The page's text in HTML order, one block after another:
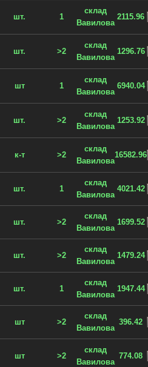
шт. 1
склад
Вавилова
2115.96
шт. >2
склад
Вавилова
1296.76
шт 1
склад
Вавилова
6940.04
шт. >2
склад
Вавилова
1253.92
к-т >2
склад
Вавилова
16582.96
шт. 1
склад
Вавилова
4021.42
шт. >2
склад
Вавилова
1699.52
шт. >2
склад
Вавилова
1479.24
шт. 1
склад
Вавилова
1947.44
шт >2
склад
Вавилова
396.42
шт >2
склад
Вавилова
774.08